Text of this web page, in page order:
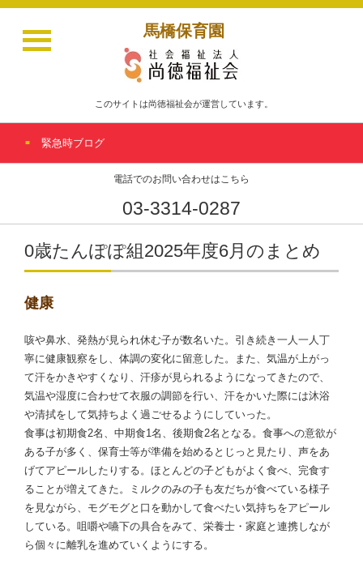
馬橋保育園
このサイトは尚徳福祉会が運営しています。
緊急時ブログ
電話でのお問い合わせはこちら
03-3314-0287
0歳たんぽぽ組2025年度6月のまとめ
健康
咳や鼻水、発熱が見られ休む子が数名いた。引き続き一人一人丁
寧に健康観察をし、体調の変化に留意した。また、気温が上がっ
て汗をかきやすくなり、汗疹が見られるようになってきたので、
気温や湿度に合わせて衣服の調節を行い、汗をかいた際には沐浴
や清拭をして気持ちよく過ごせるようにしていった。
食事は初期食2名、中期食1名、後期食2名となる。食事への意欲が
ある子が多く、保育士等が準備を始めるとじっと見たり、声をあ
げてアピールしたりする。ほとんどの子どもがよく食べ、完食す
ることが増えてきた。ミルクのみの子も友だちが食べている様子
を見ながら、モグモグと口を動かして食べたい気持ちをアピール
している。咀嚼や嚥下の具合をみて、栄養士・家庭と連携しなが
ら個々に離乳を進めていくようにする。